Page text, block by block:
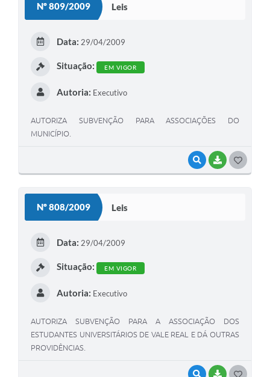
Nº 809/2009 Leis
VISUALIZAR
BAIXAR
Data: 29/04/2009
Situação: EM VIGOR
Autoria: Executivo
AUTORIZA SUBVENÇÃO PARA ASSOCIAÇÕES DO
MUNICÍPIO.
Nº 808/2009 Leis
VISUALIZAR
BAIXAR
Data: 29/04/2009
Situação: EM VIGOR
Autoria: Executivo
AUTORIZA SUBVENÇÃO PARA A ASSOCIAÇÃO DOS
ESTUDANTES UNIVERSITÁRIOS DE VALE REAL E DÁ OUTRAS
PROVIDÊNCIAS.